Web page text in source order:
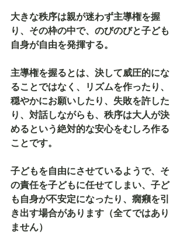
大きな秩序は親が迷わず主導権を握
り、その枠の中で、のびのびと子ども
自身が自由を発揮する。
主導権を握るとは、決して威圧的にな
ることではなく、リズムを作ったり、
穏やかにお願いしたり、失敗を許した
り、対話しながらも、秩序は大人が決
めるという絶対的な安心をむしろ作る
ことです。
子どもを自由にさせているようで、そ
の責任を子どもに任せてしまい、子ど
も自身が不安定になったり、癇癪を引
き出す場合があります（全てではあり
ません）